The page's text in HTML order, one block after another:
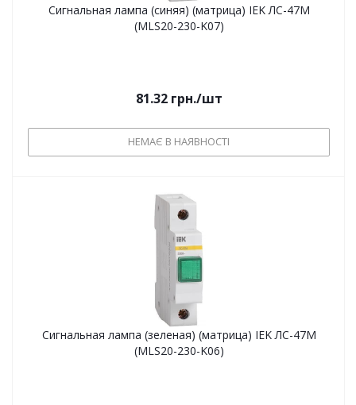
Сигнальная лампа (синяя) (матрица) IEK ЛС-47М
(MLS20-230-K07)
81.32грн./шт
НЕМАЄ В НАЯВНОСТІ
Сигнальная лампа (зеленая) (матрица) IEK ЛС-47М
(MLS20-230-K06)